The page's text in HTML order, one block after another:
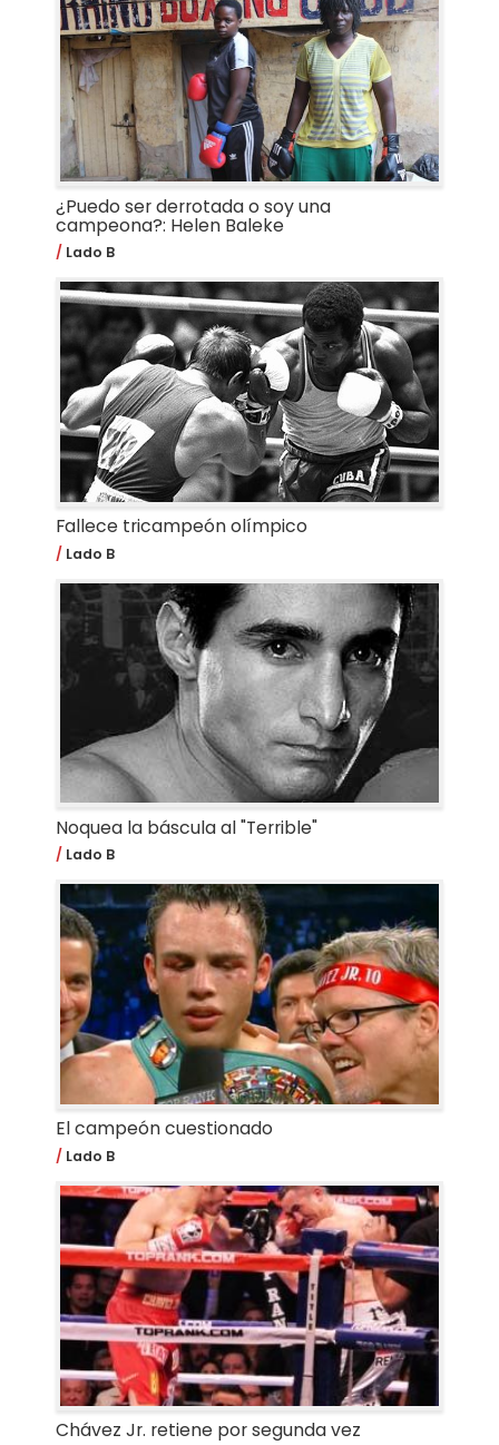
¿Puedo ser derrotada o soy una
campeona?: Helen Baleke
Lado B
Fallece tricampeón olímpico
Lado B
Noquea la báscula al "Terrible"
Lado B
El campeón cuestionado
Lado B
Chávez Jr. retiene por segunda vez